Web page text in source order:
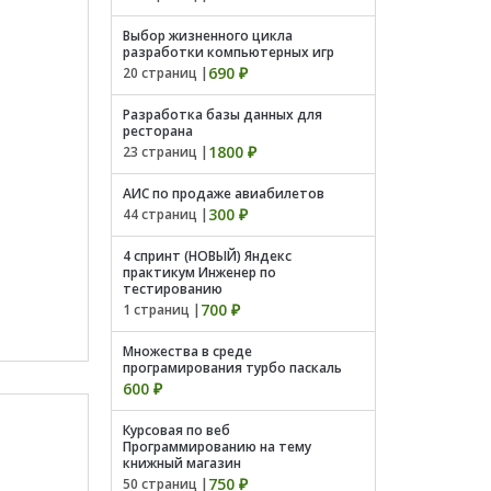
Выбор жизненного цикла
разработки компьютерных игр
20 страниц | 690 ₽
Разработка базы данных для
ресторана
23 страниц | 1800 ₽
АИС по продаже авиабилетов
44 страниц | 300 ₽
4 спринт (НОВЫЙ) Яндекс
практикум Инженер по
тестированию
1 страниц | 700 ₽
Множества в среде
програмирования турбо паскаль
600 ₽
Курсовая по веб
Программированию на тему
книжный магазин
50 страниц | 750 ₽